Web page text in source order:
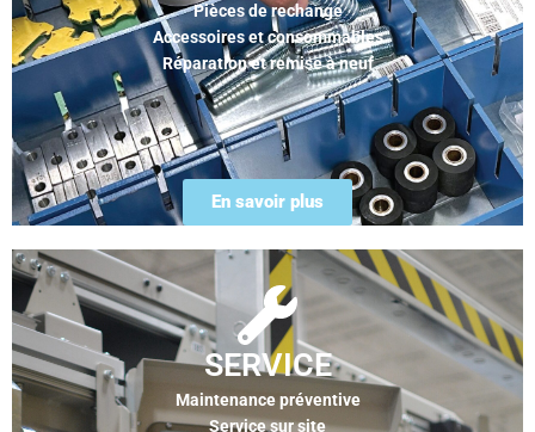
Pièces de rechange
Accessoires et consommables
Réparation et remise à neuf
En savoir plus
SERVICE
Maintenance préventive
Service sur site